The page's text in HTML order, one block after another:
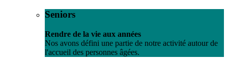
Seniors
Rendre de la vie aux années
Nos avons défini une partie de notre activité autour de
l'accueil des personnes âgées.